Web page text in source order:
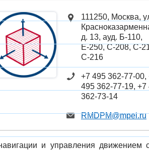
111250, Москва,
д. 13, ауд. Б-110,
Е-250, С-208, С-
С-216
+7 495 362-77-00,
495 362-77-19, +7
362-73-14
RMDPM@mpei.ru
и управления движением